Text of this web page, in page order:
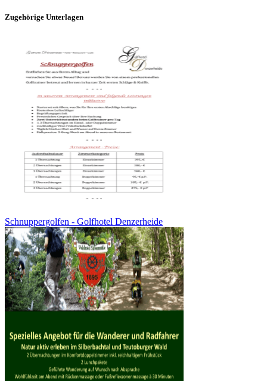
Zugehörige Unterlagen
Schnuppergolfen - Golfhotel Denzerheide